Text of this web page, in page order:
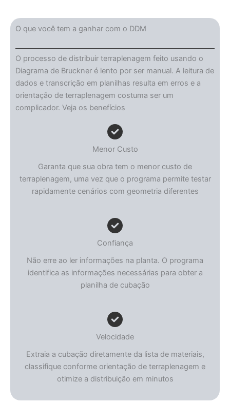
O que você tem a ganhar com o DDM
O processo de distribuir terraplenagem feito usando o
Diagrama de Bruckner é lento por ser manual. A leitura de
dados e transcrição em planilhas resulta em erros e a
orientação de terraplenagem costuma ser um
complicador. Veja os benefícios
Menor Custo
Garanta que sua obra tem o menor custo de
terraplenagem, uma vez que o programa permite testar
rapidamente cenários com geometria diferentes
Confiança
Não erre ao ler informações na planta. O programa
identifica as informações necessárias para obter a
planilha de cubação
Velocidade
Extraia a cubação diretamente da lista de materiais,
classifique conforme orientação de terraplenagem e
otimize a distribuição em minutos